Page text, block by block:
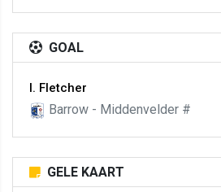
GOAL
I. Fletcher
Barrow - Middenvelder #
GELE KAART